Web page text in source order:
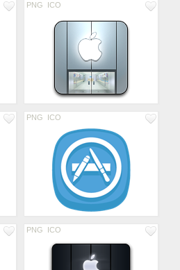
PNG ICO
PNG ICO
PNG ICO